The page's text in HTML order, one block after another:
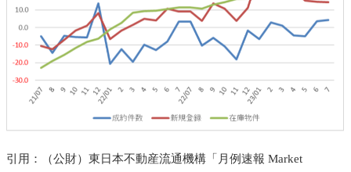
引用：（公財）東日本不動産流通機構「月例速報 Market